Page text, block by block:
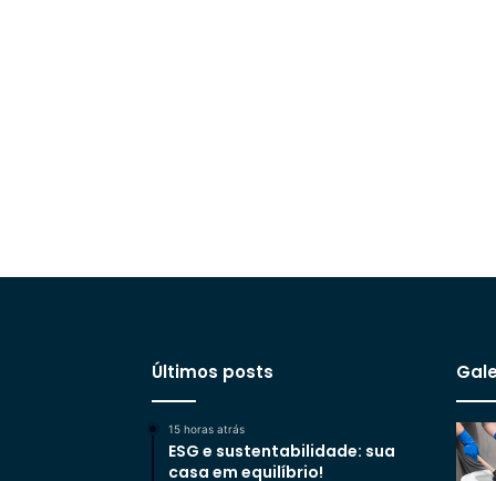
Últimos posts
15 horas atrás
ESG e sustentabilidade: sua
casa em equilíbrio!